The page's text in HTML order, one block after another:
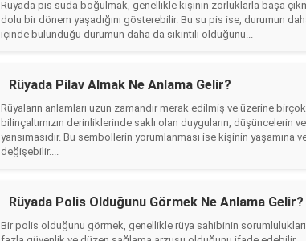
Rüyada pis suda boğulmak, genellikle kişinin zorluklarla başa
dolu bir dönem yaşadığını gösterebilir. Bu su pis ise, durumun
içinde bulunduğu durumun daha da sıkıntılı olduğunu...
Rüyada Pilav Almak Ne Anlama Gelir?
Rüyaların anlamları uzun zamandır merak edilmiş ve üzerine birçok
bilinçaltımızın derinliklerinde saklı olan duyguların, düşüncelerin
yansımasıdır. Bu sembollerin yorumlanması ise kişinin yaşamına
değişebilir....
Rüyada Polis Olduğunu Görmek Ne Anlama Gelir?
Bir polis olduğunu görmek, genellikle rüya sahibinin